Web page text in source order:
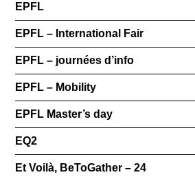
EPFL
EPFL – International Fair
EPFL – journées d’info
EPFL – Mobility
EPFL Master’s day
EQ2
Et Voilà, BeToGather – 24